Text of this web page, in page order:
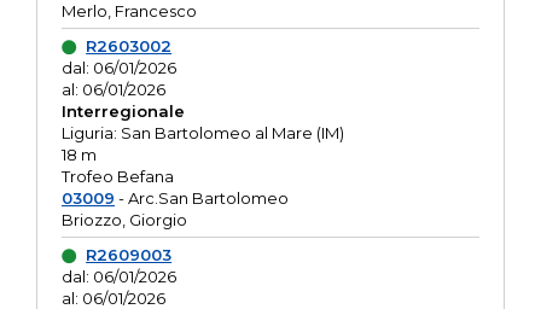
Merlo, Francesco
R2603002
dal: 06/01/2026
al: 06/01/2026
Interregionale
Liguria: San Bartolomeo al Mare (IM)
18 m
Trofeo Befana
03009 - Arc.San Bartolomeo
Briozzo, Giorgio
R2609003
dal: 06/01/2026
al: 06/01/2026